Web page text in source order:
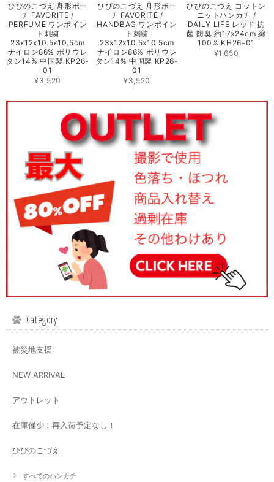
ひびのこづえ 舟形ポー
チ FAVORITE /
PERFUME ワンポイン
ト刺繍
23x12x10.5x10.5cm
ナイロン86% ポリウレ
タン14% 中国製 KP26-
01
¥3,520
ひびのこづえ 舟形ポー
チ FAVORITE /
HANDBAG ワンポイン
ト刺繍
23x12x10.5x10.5cm
ナイロン86% ポリウレ
タン14% 中国製 KP26-
01
¥3,520
ひびのこづえ コットン
ニットハンカチ /
DAILY LIFE レッド 抗
菌 防臭 約17x24cm 綿
100% KH26-01
¥1,650
Category
被災地支援
NEW ARRIVAL
アウトレット
在庫僅少！再入荷予定なし！
ひびのこづえ
すべてのハンカチ